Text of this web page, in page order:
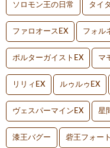
ソロモン王の日常 タイ
ファロオースEX フォル
ポルターガイストEX マ
リリィEX ルゥルゥEX
ヴェスパーマインEX 星
漆王バグー 砦王フォー